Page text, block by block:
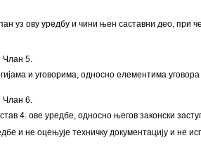
уз ову уредбу и чини њен саставни део, при
Члан 5.
и уговорима, односно елементима
Члан 6.
4. ове уредбе, односно његов законски
не оцењује техничку документацију и не